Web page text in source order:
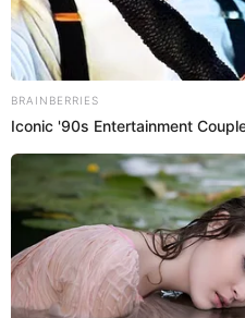
Redacción EP